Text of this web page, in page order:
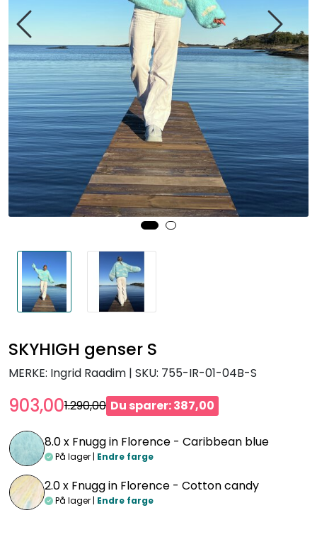
SKYHIGH genser S
MERKE: Ingrid Raadim | SKU: 755-IR-01-04B-S
903,001.290,00 Du sparer: 387,00
8.0 x Fnugg in Florence - Caribbean blue
På lager | Endre farge
2.0 x Fnugg in Florence - Cotton candy
På lager | Endre farge